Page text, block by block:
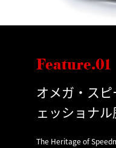
Feature.01
オメガ・ス
ェッショナ
The Heritage of